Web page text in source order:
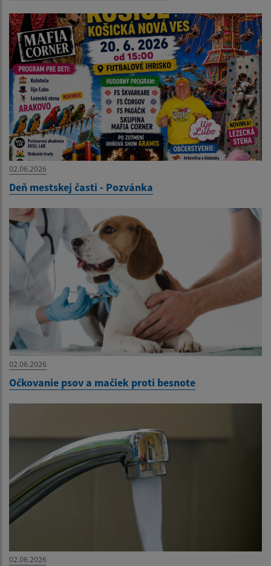
02.06.2026
Deň mestskej časti - Pozvánka
02.06.2026
Očkovanie psov a mačiek proti besnote
02.06.2026